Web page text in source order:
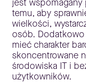
jest wspomagany
temu, aby
wielkości,
osób. Dodatkowo
mieć charakter
skoncentrowane
środowiska IT i
użytkowników.